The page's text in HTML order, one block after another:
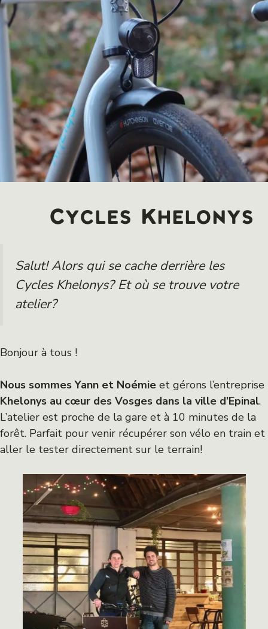
Cycles Khelonys
Salut! Alors qui se cache derrière les
Cycles Khelonys? Et où se trouve votre
atelier?
Bonjour à tous !
Nous sommes Yann et Noémie et gérons l’entreprise
Khelonys au cœur des Vosges dans la ville d’Epinal.
L’atelier est proche de la gare et à 10 minutes de la
forêt. Parfait pour venir récupérer son vélo en train et
aller le tester directement sur le terrain!